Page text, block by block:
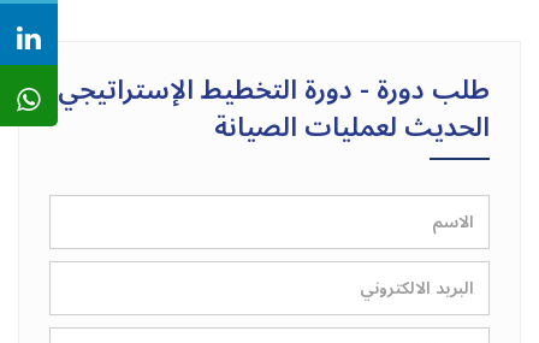
طلب دورة - دورة التخطيط الإستراتيجي
الحديث لعمليات الصيانة